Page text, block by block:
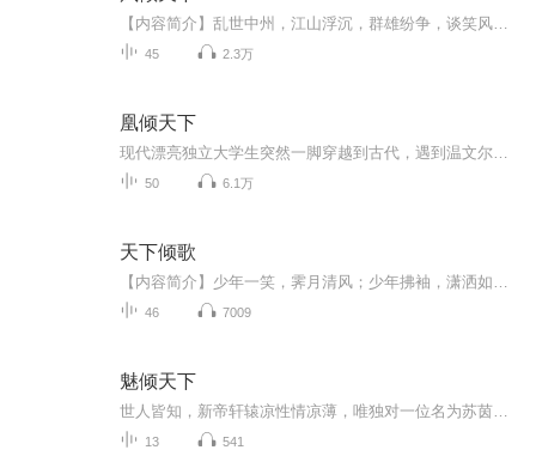
45 2.3万
凰倾天下
50 6.1万
天下倾歌
46 7009
魅倾天下
13 541